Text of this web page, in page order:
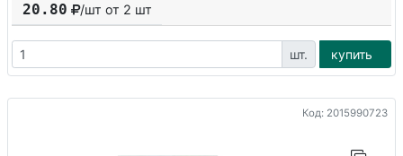
20.80 /шт от 2 шт
шт. купить
Код: 2015990723